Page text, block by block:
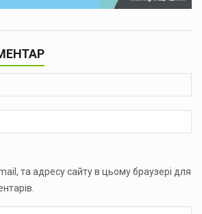
та адресу сайту в цьому браузері для